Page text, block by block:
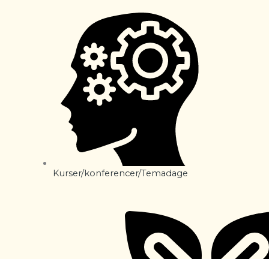
Kurser/konferencer/Temadage